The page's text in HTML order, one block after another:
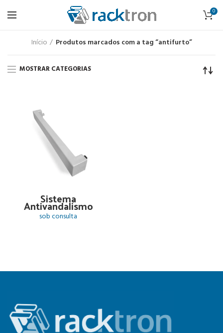
0
Início Produtos marcados com a tag “antifurto”
MOSTRAR CATEGORIAS
Sistema
Antivandalismo
sob consulta